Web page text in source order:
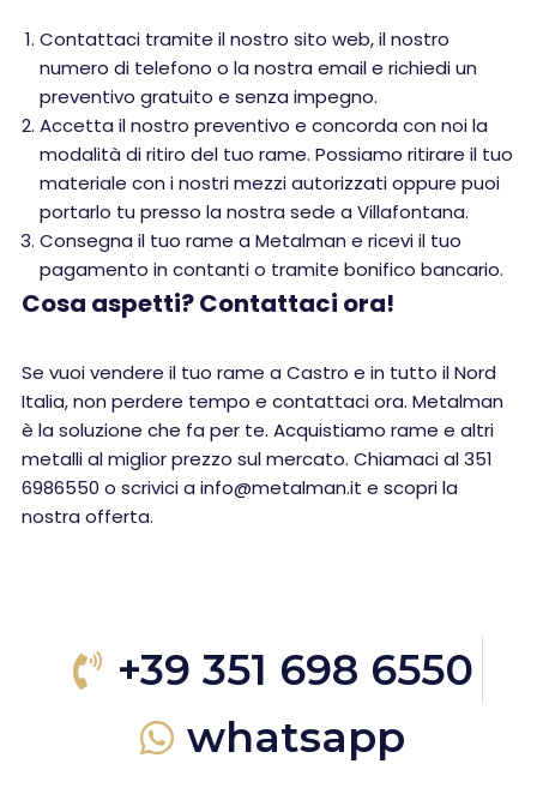
Contattaci tramite il nostro sito web, il nostro
numero di telefono o la nostra email e richiedi un
preventivo gratuito e senza impegno.
Accetta il nostro preventivo e concorda con noi la
modalità di ritiro del tuo rame. Possiamo ritirare il tuo
materiale con i nostri mezzi autorizzati oppure puoi
portarlo tu presso la nostra sede a Villafontana.
Consegna il tuo rame a Metalman e ricevi il tuo
pagamento in contanti o tramite bonifico bancario.
Cosa aspetti? Contattaci ora!
Se vuoi vendere il tuo rame a Castro e in tutto il Nord
Italia, non perdere tempo e contattaci ora. Metalman
è la soluzione che fa per te. Acquistiamo rame e altri
metalli al miglior prezzo sul mercato. Chiamaci al 351
6986550 o scrivici a info@metalman.it e scopri la
nostra offerta.
+39 351 698 6550
whatsapp